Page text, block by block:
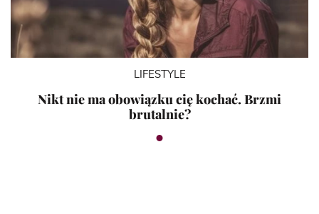
LIFESTYLE
Nikt nie ma obowiązku cię kochać. Brzmi
brutalnie?